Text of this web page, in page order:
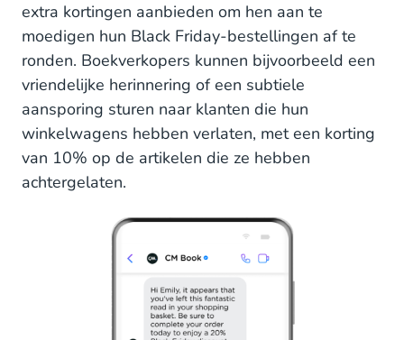
extra kortingen aanbieden om hen aan te
moedigen hun Black Friday-bestellingen af te
ronden. Boekverkopers kunnen bijvoorbeeld een
vriendelijke herinnering of een subtiele
aansporing sturen naar klanten die hun
winkelwagens hebben verlaten, met een korting
van 10% op de artikelen die ze hebben
achtergelaten.